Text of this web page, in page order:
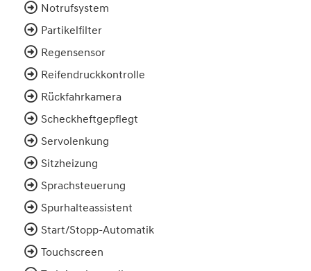
Notrufsystem
Partikelfilter
Regensensor
Reifendruckkontrolle
Rückfahrkamera
Scheckheftgepflegt
Servolenkung
Sitzheizung
Sprachsteuerung
Spurhalteassistent
Start/Stopp-Automatik
Touchscreen